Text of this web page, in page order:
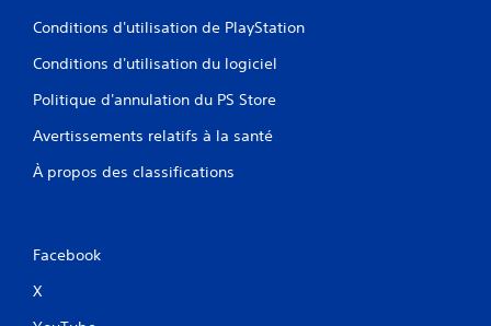
Conditions d'utilisation de PlayStation
Conditions d'utilisation du logiciel
Politique d'annulation du PS Store
Avertissements relatifs à la santé
À propos des classifications
Facebook
X